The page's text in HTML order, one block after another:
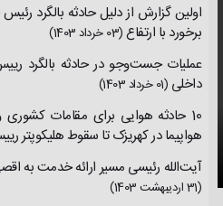
اولین گزارش از دلیل حادثه بالگرد
برخورد با ارتفاع(03 خرداد 1403)
عملیات جست‌وجو در حادثه بالگرد
داخلی (01 خرداد 1403)
10 حادثه هوایی برای مقامات
هواپیما در کهریزک تا سقوط هلیکوپتر
آیت‌الله رئیسی مسیر ارائه خدمت به
(31 اردیبهشت 1403)